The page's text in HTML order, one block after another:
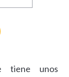
tiene unos